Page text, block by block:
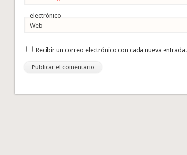
electrónico
Web
Recibir un correo electrónico con cada nueva entrada.